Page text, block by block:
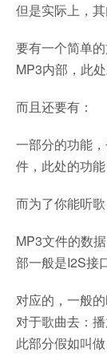
但是实际上，
要有一个简单
MP3内部，此
而且还要有：
一部分的功能
件，此处的功
而为了你能听
MP3文件的数
部一般是I2S接
对应的，一般
对于歌曲去：
此部分假如叫